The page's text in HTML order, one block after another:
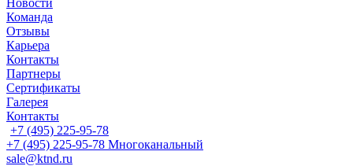
Новости
Команда
Отзывы
Карьера
Контакты
Партнеры
Сертификаты
Галерея
Контакты
+7 (495) 225-95-78
+7 (495) 225-95-78 Многоканальный
sale@ktnd.ru